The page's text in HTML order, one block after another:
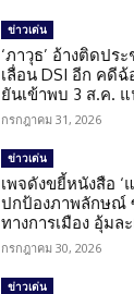
ข่าวเด่น
‘ภาวุธ’ อ้างติดปร
เลื่อน DSI อีก คดีฉ้
ยันเข้าพบ 3 ส.ค.
กรกฎาคม 31, 2026
ข่าวเด่น
เพจดังขยี้หนังสือ ‘
ปกป้องภาพลักษณ์
ทางการเมือง อุ้มล
กรกฎาคม 30, 2026
ข่าวเด่น